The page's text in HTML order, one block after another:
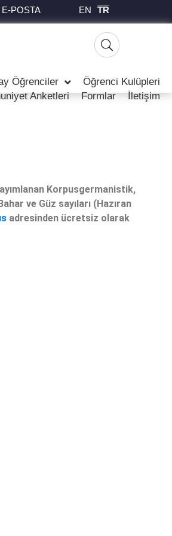
E-POSTA EN TR
Öğrenciler
Öğrenci Kulüpleri
Anketleri Formlar İletişim
Korpusgermanistik,
ve Güz sayıları (Hazıran
adresinden ücretsiz olarak